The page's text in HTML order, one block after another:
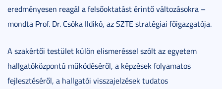
eredményesen reagál a felsőoktatást érintő változásokra –
mondta Prof. Dr. Csóka Ildikó, az SZTE stratégiai főigazgatója.
A szakértői testület külön elismeréssel szólt az egyetem
hallgatóközpontú működéséről, a képzések folyamatos
fejlesztéséről, a hallgatói visszajelzések tudatos